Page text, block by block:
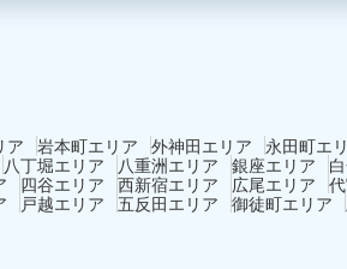
ア 岩本町エリア 外神田エリア
永田町エ
八丁堀エリア 八重洲エリア 銀座エリア
四谷エリア 西新宿エリア 広尾エリア
戸越エリア 五反田エリア 御徒町エリア